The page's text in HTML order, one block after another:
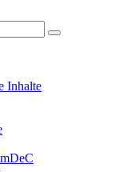
Inhalte